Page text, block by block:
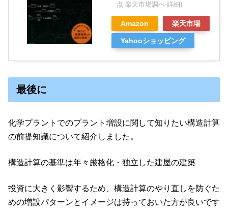
点 楽天市場調べ-詳細)
Amazon 楽天市場
Yahooショッピング
最後に
化学プラントでのプラント増設に関して知りたい構造計算
の前提知識について紹介しました。
構造計算の基準は年々厳格化・独立した建屋の建築
投資に大きく影響するため、構造計算のやり直しを防ぐた
めの増設パターンとイメージは持っておいた方が良いです